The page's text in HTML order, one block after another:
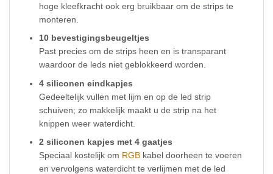
hoge kleefkracht ook erg bruikbaar om de strips te
monteren.
10 bevestigingsbeugeltjes
Past precies om de strips heen en is transparant
waardoor de leds niet geblokkeerd worden.
4 siliconen eindkapjes
Gedeeltelijk vullen met lijm en op de led strip
schuiven; zo makkelijk maakt u de strip na het
knippen weer waterdicht.
2 siliconen kapjes met 4 gaatjes
Speciaal kostelijk om RGB kabel doorheen te voeren
en vervolgens waterdicht te verlijmen met de led